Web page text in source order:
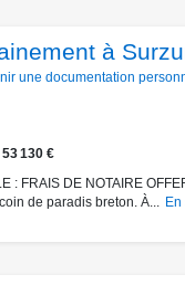
à
une documentation
53 130 €
: FRAIS DE NOTAIRE
de paradis breton. À...